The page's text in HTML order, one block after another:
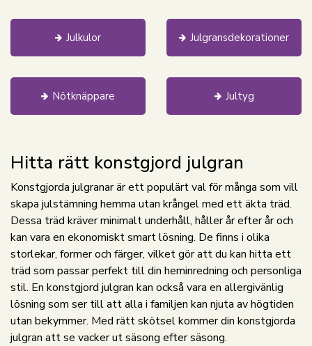
Julkulor Julgransdekorationer
Nötknäppare Jultyg
Hitta rätt konstgjord julgran
Konstgjorda julgranar är ett populärt val för många som vill
skapa julstämning hemma utan krångel med ett äkta träd.
Dessa träd kräver minimalt underhåll, håller år efter år och
kan vara en ekonomiskt smart lösning. De finns i olika
storlekar, former och färger, vilket gör att du kan hitta ett
träd som passar perfekt till din heminredning och personliga
stil. En konstgjord julgran kan också vara en allergivänlig
lösning som ser till att alla i familjen kan njuta av högtiden
utan bekymmer. Med rätt skötsel kommer din konstgjorda
julgran att se vacker ut säsong efter säsong.